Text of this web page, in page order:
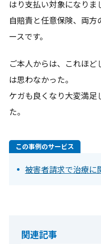
はり支払い対象になりま
自賠責と任意保険、両
ースです。
ご本人からは、これほど
は思わなかった。
ケガも良くなり大変満足
た。
この事例のサービス
被害者請求で治療に
関連記事